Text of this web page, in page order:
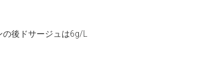
後ドサージュは6g/L